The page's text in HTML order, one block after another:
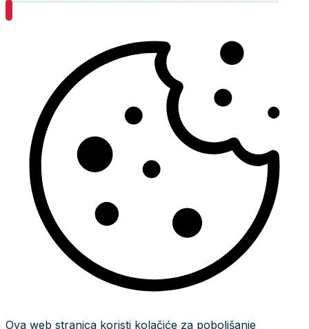
Ova web stranica koristi kolačiće za poboljšanje